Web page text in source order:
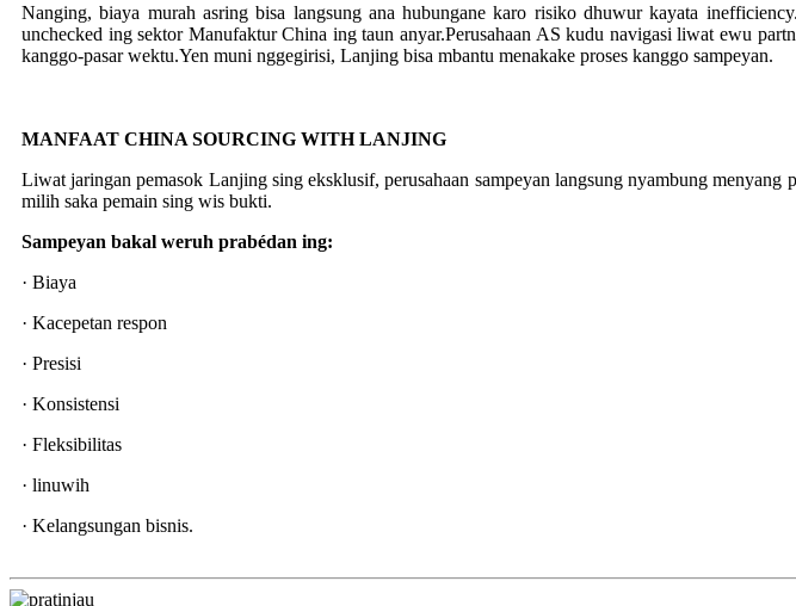
Nanging, biaya murah asring bisa langsung ana hubungane karo risiko dhuwur kayata
unchecked ing sektor Manufaktur China ing taun anyar.Perusahaan AS kudu navigasi liwat ewu
kanggo-pasar wektu.Yen muni nggegirisi, Lanjing bisa mbantu menakake proses kanggo sampeyan.
MANFAAT CHINA SOURCING WITH LANJING
Liwat jaringan pemasok Lanjing sing eksklusif, perusahaan sampeyan langsung nyambung
milih saka pemain sing wis bukti.
Sampeyan bakal weruh prabédan ing:
· Biaya
· Kacepetan respon
· Presisi
· Konsistensi
· Fleksibilitas
· linuwih
· Kelangsungan bisnis.